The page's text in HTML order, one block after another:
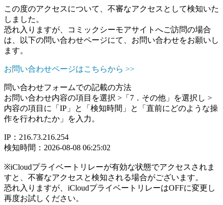
この度のアクセスについて、不審なアクセスとして検知いた
しました。
恐れ入りますが、コミックシーモアサイトへご訪問の場合
は、以下の問い合わせページにて、お問い合わせをお願いし
ます。
お問い合わせページはこちらから >>
問い合わせフォームでの記載の方法
お問い合わせ内容の項目を選択 >「7．その他」を選択し >
内容の項目に「IP」と「検知時間」と「直前にどのような操
作を行われたか」を入力。
IP：216.73.216.254
検知時間：2026-08-08 06:25:02
※iCloudプライベートリレーが有効な状態でアクセスされま
すと、不審なアクセスと検知される場合がございます。
恐れ入りますが、iCloudプライベートリレーはOFFに変更し
再度お試しください。